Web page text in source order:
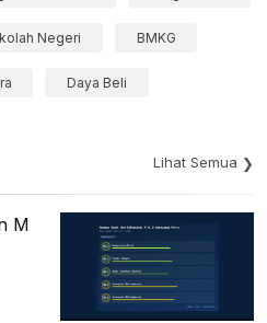
Negeri BMKG
Daya Beli
Lihat Semua
M